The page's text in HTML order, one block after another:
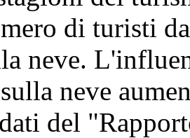
di turisti
neve.
neve
del